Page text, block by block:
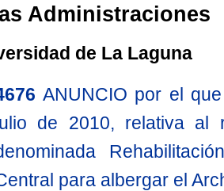
Administraciones
de La Laguna
ANUNCIO por el
de 2010, relativa al
para albergar el